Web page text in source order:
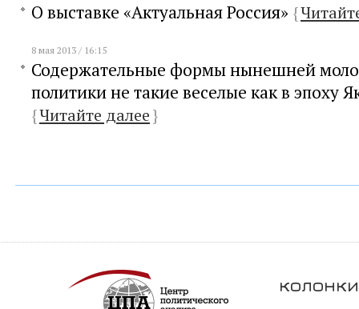
О выставке «Актуальная Россия» {
8 мая 2013 / 16:15
Содержательные формы нынешней
политики не такие веселые как в эпоху
{Читайте далее}
колонки